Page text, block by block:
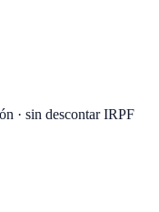
· sin descontar IRPF